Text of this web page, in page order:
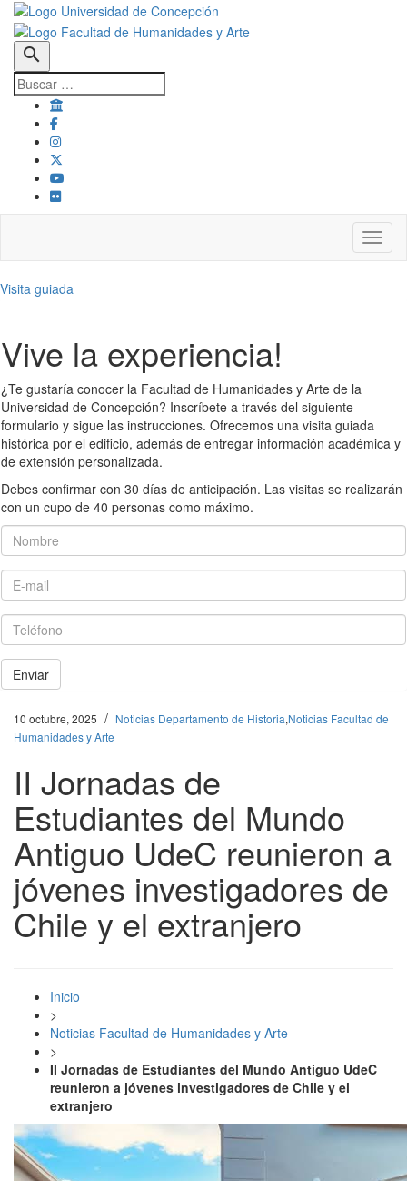
search
Visita guiada
Vive la experiencia!
¿Te gustaría conocer la Facultad de Humanidades y Arte de la
Universidad de Concepción? Inscríbete a través del siguiente
formulario y sigue las instrucciones. Ofrecemos una visita guiada
histórica por el edificio, además de entregar información académica y
de extensión personalizada.
Debes confirmar con 30 días de anticipación. Las visitas se realizarán
con un cupo de 40 personas como máximo.
Nombre
E-mail
Teléfono
Enviar
10 octubre, 2025 / Noticias Departamento de Historia,Noticias Facultad de
Humanidades y Arte
II Jornadas de
Estudiantes del Mundo
Antiguo UdeC reunieron a
jóvenes investigadores de
Chile y el extranjero
Inicio
>
Noticias Facultad de Humanidades y Arte
>
II Jornadas de Estudiantes del Mundo Antiguo UdeC
reunieron a jóvenes investigadores de Chile y el
extranjero